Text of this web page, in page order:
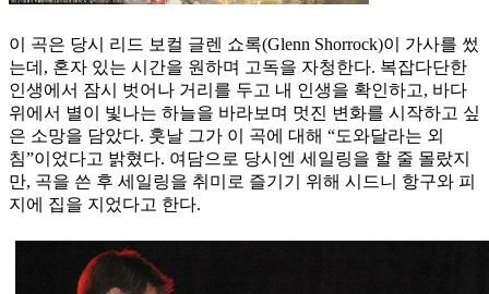
이 곡은 당시 리드 보컬 글렌 쇼록(Glenn Shorrock)이 가사를 썼
는데, 혼자 있는 시간을 원하며 고독을 자청한다. 복잡다단한
인생에서 잠시 벗어나 거리를 두고 내 인생을 확인하고, 바다
위에서 별이 빛나는 하늘을 바라보며 멋진 변화를 시작하고 싶
은 소망을 담았다. 훗날 그가 이 곡에 대해 “도와달라는 외
침”이었다고 밝혔다. 여담으로 당시엔 세일링을 할 줄 몰랐지
만, 곡을 쓴 후 세일링을 취미로 즐기기 위해 시드니 항구와 피
지에 집을 지었다고 한다.